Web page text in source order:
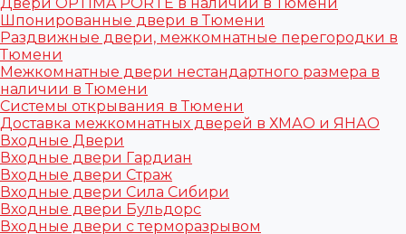
Шпонированные двери в Тюмени
Раздвижные двери, межкомнатные перегородки в
Тюмени
Межкомнатные двери нестандартного размера в
наличии в Тюмени
Системы открывания в Тюмени
Доставка межкомнатных дверей в ХМАО и ЯНАО
Входные Двери
Входные двери Гардиан
Входные двери Страж
Входные двери Сила Сибири
Входные двери Бульдорс
Входные двери с терморазрывом